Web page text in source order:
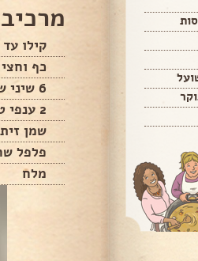
קילו
כף
6 שיני שום קלופות
2 ענפי טימין
שמן זית
פלפל
מלח